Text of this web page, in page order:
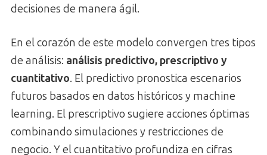
decisiones de manera ágil.
En el corazón de este modelo convergen tres tipos
de análisis: análisis predictivo, prescriptivo y
cuantitativo. El predictivo pronostica escenarios
futuros basados en datos históricos y machine
learning. El prescriptivo sugiere acciones óptimas
combinando simulaciones y restricciones de
negocio. Y el cuantitativo profundiza en cifras